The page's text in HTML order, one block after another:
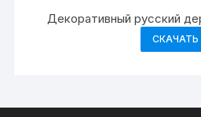
Декоративный русский
СКАЧАТЬ